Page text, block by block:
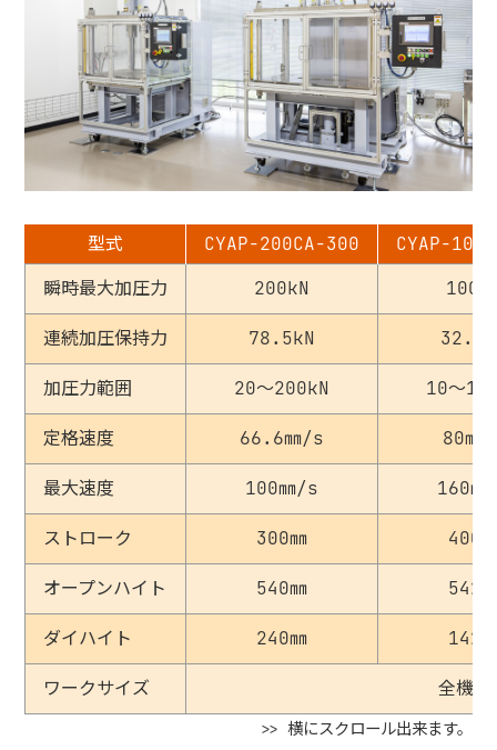
型式 CYAP-200CA-300
CYAP-
瞬時最大加圧力
200kN
連続加圧保持力 78.5kN
加圧力範囲 20～200kN 10～
定格速度 66.6㎜/s 80㎜
最大速度 100㎜/s 160
ストローク 300㎜ 400
オープンハイト 540㎜ 542
ダイハイト 240㎜ 142
ワークサイズ 全機